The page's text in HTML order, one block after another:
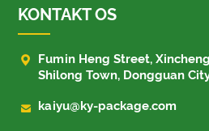
KONTAKT OS

Fumin Heng Street,
Shilong Town, Dongguan
 kaiyu@ky-package.com